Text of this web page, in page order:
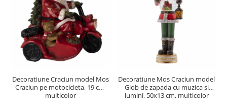
Decoratiune Craciun model Mos
Craciun pe motocicleta, 19 cm,
multicolor
Decoratiune Mos Craciun model
Glob de zapada cu muzica si
lumini, 50x13 cm, multicolor